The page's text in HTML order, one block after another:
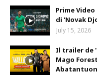
Prime
di 'Novak
July 15, 2026
Il trailer de
Mago